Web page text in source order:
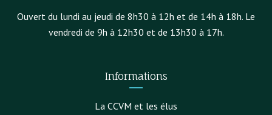
Ouvert du lundi au jeudi de 8h30 à 12h et de 14h à 18h. Le
vendredi de 9h à 12h30 et de 13h30 à 17h.
Informations
La CCVM et les élus